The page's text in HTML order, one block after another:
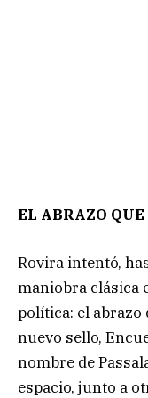
EL ABRAZO QUE
Rovira intentó,
maniobra clásica
política: el abrazo
nuevo sello,
nombre de
espacio, junto a